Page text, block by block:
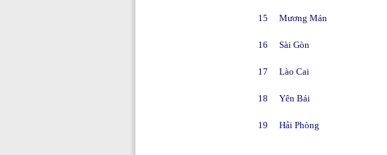
15 Mương Mán
16 Sài Gòn
17 Lào Cai
18 Yên Bái
19 Hải Phòng